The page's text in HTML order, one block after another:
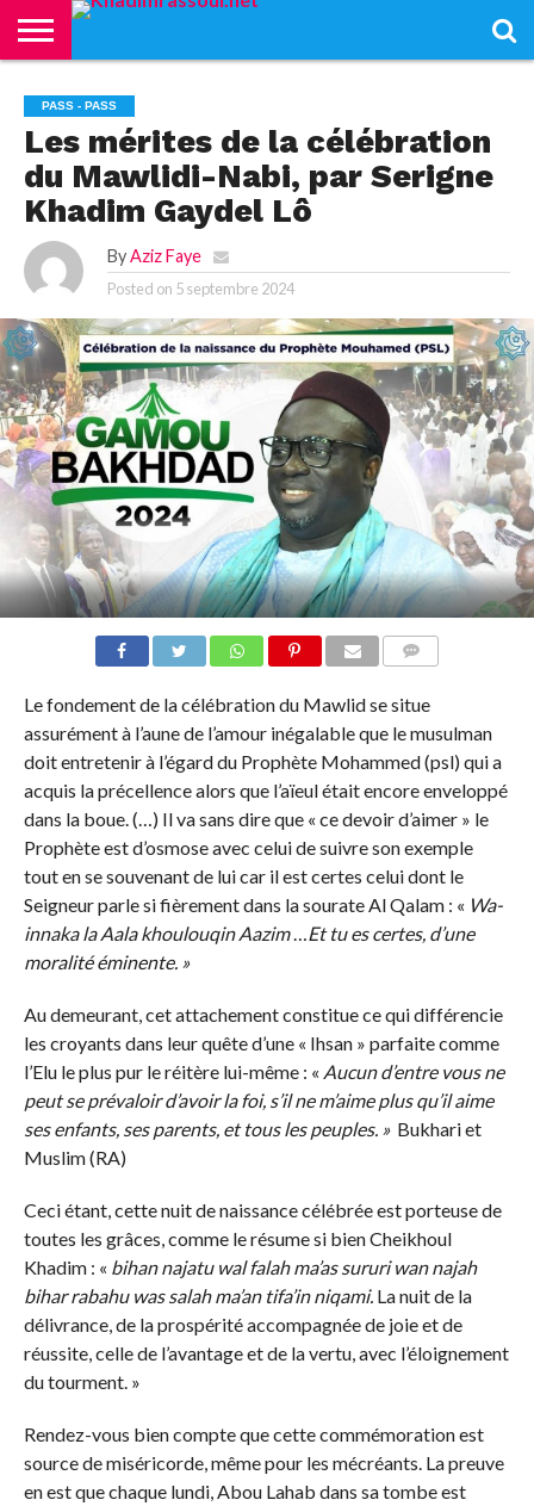
KHADIMRASSOUL
LE
MOURIDISME
ACTUALITÉS
CONTRIBUTIONS
PASS
–
PASS
NETALI
BOROM
NDAME
L’ISLAM
VIDÉOS
PASS - PASS
Les mérites de la célébration
du Mawlidi-Nabi, par Serigne
Khadim Gaydel Lô
By Aziz Faye
Posted on 5 septembre 2024
Le fondement de la célébration du Mawlid se situe
assurément à l’aune de l’amour inégalable que le musulman
doit entretenir à l’égard du Prophète Mohammed (psl) qui a
acquis la précellence alors que l’aïeul était encore enveloppé
dans la boue. (…) Il va sans dire que « ce devoir d’aimer » le
Prophète est d’osmose avec celui de suivre son exemple
tout en se souvenant de lui car il est certes celui dont le
Seigneur parle si fièrement dans la sourate Al Qalam : « Wa-
innaka la Aala khoulouqin Aazim…Et tu es certes, d’une
moralité éminente. »
Au demeurant, cet attachement constitue ce qui différencie
les croyants dans leur quête d’une « Ihsan » parfaite comme
l’Elu le plus pur le réitère lui-même : « Aucun d’entre vous ne
peut se prévaloir d’avoir la foi, s’il ne m’aime plus qu’il aime
ses enfants, ses parents, et tous les peuples. » Bukhari et
Muslim (RA)
Ceci étant, cette nuit de naissance célébrée est porteuse de
toutes les grâces, comme le résume si bien Cheikhoul
Khadim : « bihan najatu wal falah ma’as sururi wan najah
bihar rabahu was salah ma’an tifa’in niqami.La nuit de la
délivrance, de la prospérité accompagnée de joie et de
réussite, celle de l’avantage et de la vertu, avec l’éloignement
du tourment. »
Rendez-vous bien compte que cette commémoration est
source de miséricorde, même pour les mécréants. La preuve
en est que chaque lundi, Abou Lahab dans sa tombe est